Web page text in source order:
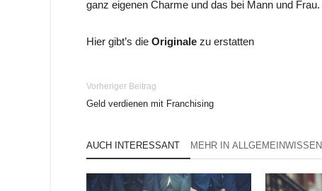
ganz eigenen Charme und das bei Mann und Frau.
Hier gibt’s die Originale zu erstatten
Vorheriger Beitrag
Geld verdienen mit Franchising
AUCH INTERESSANT MEHR IN ALLGEMEINWISSEN